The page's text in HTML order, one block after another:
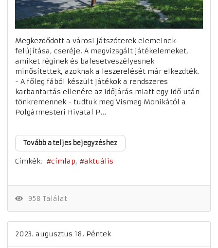
Megkezdődött a városi játszóterek elemeinek
felújítása, cseréje. A megvizsgált játékelemeket,
amiket réginek és balesetveszélyesnek
minősítettek, azoknak a leszerelését már elkezdték.
- A főleg fából készült játékok a rendszeres
karbantartás ellenére az időjárás miatt egy idő után
tönkremennek - tudtuk meg Vismeg Monikától a
Polgármesteri Hivatal P...
Tovább a teljes bejegyzéshez
Címkék: címlap aktuális
958 Találat
2023. augusztus 18. Péntek